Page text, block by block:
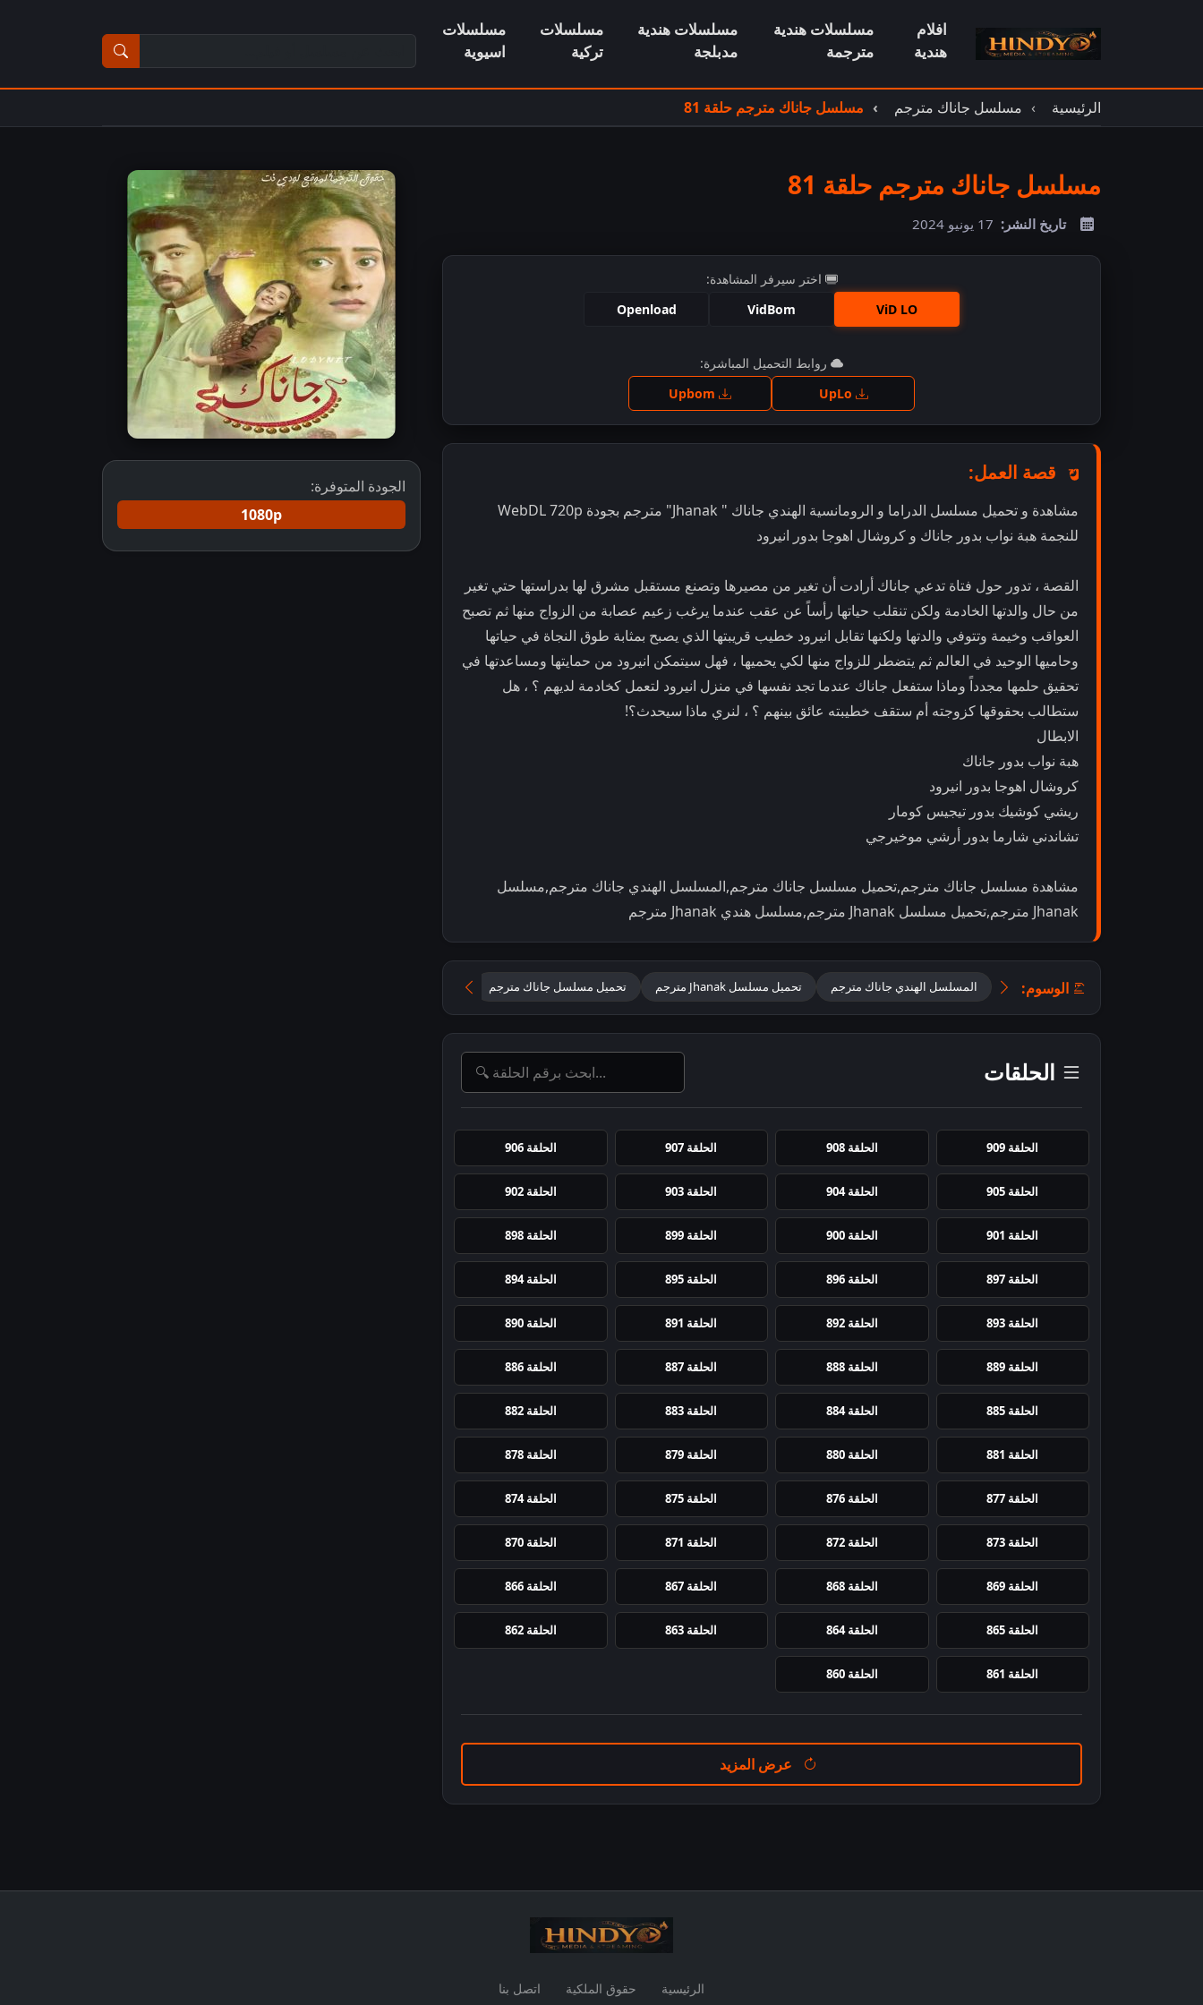
افلام
هندية
مسلسلات هندية
مترجمة
مسلسلات هندية
مدبلجة
مسلسلات
تركية
مسلسلات
اسيوية
الرئيسية مسلسل جاناك مترجم مسلسل جاناك مترجم حلقة 81
مسلسل جاناك مترجم حلقة 81
تاريخ النشر: 17 يونيو 2024
اختر سيرفر المشاهدة:
ViD LO
VidBom
Openload
اضغط للمشاهدة
روابط التحميل المباشرة:
قصة العمل:
مشاهدة و تحميل مسلسل الدراما و الرومانسية الهندي جاناك " Jhanak" مترجم بجودة WebDL 720p
للنجمة هبة نواب بدور جاناك و كروشال اهوجا بدور انيرود
القصة ، تدور حول فتاة تدعي جاناك أرادت أن تغير من مصيرها وتصنع مستقبل مشرق لها بدراستها حتي تغير
من حال والدتها الخادمة ولكن تنقلب حياتها رأساً عن عقب عندما يرغب زعيم عصابة من الزواج منها ثم تصبح
العواقب وخيمة وتتوفي والدتها ولكنها تقابل انيرود خطيب قريبتها الذي يصبح بمثابة طوق النجاة في حياتها
وحاميها الوحيد في العالم ثم يتضطر للزواج منها لكي يحميها ، فهل سيتمكن انيرود من حمايتها ومساعدتها في
تحقيق حلمها مجدداً وماذا ستفعل جاناك عندما تجد نفسها في منزل انيرود لتعمل كخادمة لديهم ؟ ، هل
ستطالب بحقوقها كزوجته أم ستقف خطيبته عائق بينهم ؟ ، لنري ماذا سيحدث؟!
الابطال
هبة نواب بدور جاناك
كروشال اهوجا بدور انيرود
ريشي كوشيك بدور تيجيس كومار
تشاندني شارما بدور أرشي موخيرجي
مشاهدة مسلسل جاناك مترجم,تحميل مسلسل جاناك مترجم,المسلسل الهندي جاناك مترجم,مسلسل
Jhanak مترجم,تحميل مسلسل Jhanak مترجم,مسلسل هندي Jhanak مترجم
الوسوم: المسلسل الهندي جاناك مترجم تحميل مسلسل Jhanak مترجم تحميل مسلسل جاناك مترجم
الحلقات
الحلقة 909 الحلقة 908 الحلقة 907 الحلقة 906
الحلقة 905 الحلقة 904 الحلقة 903 الحلقة 902
الحلقة 901 الحلقة 900 الحلقة 899 الحلقة 898
الحلقة 897 الحلقة 896 الحلقة 895 الحلقة 894
الحلقة 893 الحلقة 892 الحلقة 891 الحلقة 890
الحلقة 889 الحلقة 888 الحلقة 887 الحلقة 886
الحلقة 885 الحلقة 884 الحلقة 883 الحلقة 882
الحلقة 881 الحلقة 880 الحلقة 879 الحلقة 878
الحلقة 877 الحلقة 876 الحلقة 875 الحلقة 874
الحلقة 873 الحلقة 872 الحلقة 871 الحلقة 870
الحلقة 869 الحلقة 868 الحلقة 867 الحلقة 866
الحلقة 865 الحلقة 864 الحلقة 863 الحلقة 862
الحلقة 861 الحلقة 860
عرض المزيد
الجودة المتوفرة:
1080p
الرئيسية حقوق الملكية اتصل بنا